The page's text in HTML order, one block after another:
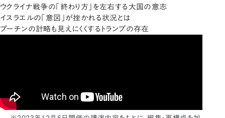
ウクライナ戦争の「終わり方」を左右する大国の意志
イスラエルの「意図」が挫かれる状況とは
プーチンの計略も見えにくくするトランプの存在